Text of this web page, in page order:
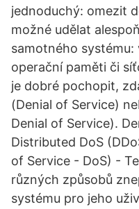
jednoduchý: omezit
možné udělat
samotného
operační paměti či
je dobré pochopit,
(Denial of Service)
Denial of Service).
Distributed DoS
of Service - DoS) -
různých způsobů
systému pro jeho